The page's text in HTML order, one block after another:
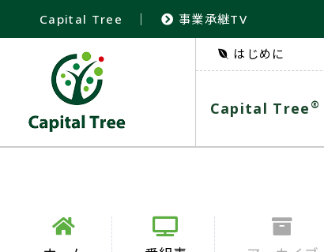
Capital Tree ｜ 事業承継TV
はじめに
Capital Tree ®